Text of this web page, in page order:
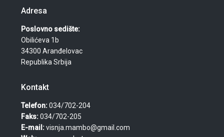
Adresa
Poslovno sedište:
Obilićeva 1b
34300 Aranđelovac
Republika Srbija
Kontakt
Telefon:034/702-204
Faks:034/702-205
E-mail:visnja.mambo@gmail.com